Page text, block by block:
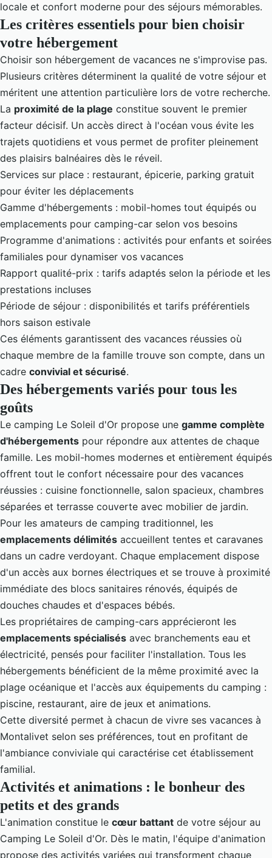
locale et confort moderne pour des séjours mémorables.
Les critères essentiels pour bien choisir
votre hébergement
Choisir son hébergement de vacances ne s'improvise pas.
Plusieurs critères déterminent la qualité de votre séjour et
méritent une attention particulière lors de votre recherche.
La proximité de la plage constitue souvent le premier
facteur décisif. Un accès direct à l'océan vous évite les
trajets quotidiens et vous permet de profiter pleinement
des plaisirs balnéaires dès le réveil.
Services sur place : restaurant, épicerie, parking gratuit
pour éviter les déplacements
Gamme d'hébergements : mobil-homes tout équipés ou
emplacements pour camping-car selon vos besoins
Programme d'animations : activités pour enfants et soirées
familiales pour dynamiser vos vacances
Rapport qualité-prix : tarifs adaptés selon la période et les
prestations incluses
Période de séjour : disponibilités et tarifs préférentiels
hors saison estivale
Ces éléments garantissent des vacances réussies où
chaque membre de la famille trouve son compte, dans un
cadre convivial et sécurisé.
Des hébergements variés pour tous les
goûts
Le camping Le Soleil d'Or propose une gamme complète
d'hébergements pour répondre aux attentes de chaque
famille. Les mobil-homes modernes et entièrement équipés
offrent tout le confort nécessaire pour des vacances
réussies : cuisine fonctionnelle, salon spacieux, chambres
séparées et terrasse couverte avec mobilier de jardin.
Pour les amateurs de camping traditionnel, les
emplacements délimités accueillent tentes et caravanes
dans un cadre verdoyant. Chaque emplacement dispose
d'un accès aux bornes électriques et se trouve à proximité
immédiate des blocs sanitaires rénovés, équipés de
douches chaudes et d'espaces bébés.
Les propriétaires de camping-cars apprécieront les
emplacements spécialisés avec branchements eau et
électricité, pensés pour faciliter l'installation. Tous les
hébergements bénéficient de la même proximité avec la
plage océanique et l'accès aux équipements du camping :
piscine, restaurant, aire de jeux et animations.
Cette diversité permet à chacun de vivre ses vacances à
Montalivet selon ses préférences, tout en profitant de
l'ambiance conviviale qui caractérise cet établissement
familial.
Activités et animations : le bonheur des
petits et des grands
L'animation constitue le cœur battant de votre séjour au
Camping Le Soleil d'Or. Dès le matin, l'équipe d'animation
propose des activités variées qui transforment chaque